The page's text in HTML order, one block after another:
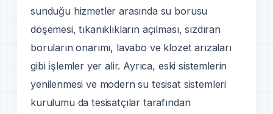
sunduğu hizmetler arasında su borusu
döşemesi, tıkanıklıkların açılması, sızdıran
boruların onarımı, lavabo ve klozet arızaları
gibi i̇şlemler yer alir. Ayrıca, eski sistemlerin
yenilenmesi ve modern su tesisat sistemleri
kurulumu da tesisatçılar tarafından